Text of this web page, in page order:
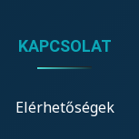
KAPCSOLAT
Elérhetőségek